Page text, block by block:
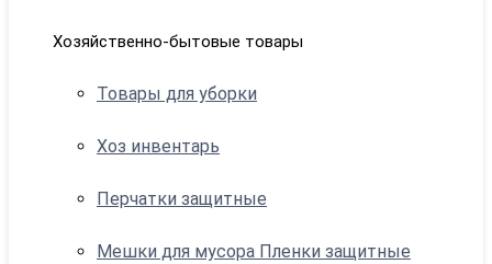
Хозяйственно-бытовые товары
Товары для уборки
Хоз инвентарь
Перчатки защитные
Мешки для мусора Пленки защитные